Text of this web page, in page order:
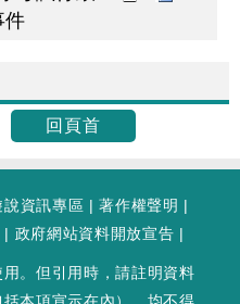
件
回頁首
說資訊專區 |著作權聲明 |
| 政府網站資料開放宣告 |
。但引用時，請註明資料